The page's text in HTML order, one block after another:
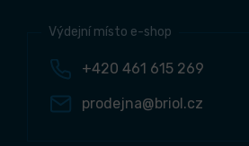
Výdejní místo e-shop
+420 461 615 269
prodejna@briol.cz